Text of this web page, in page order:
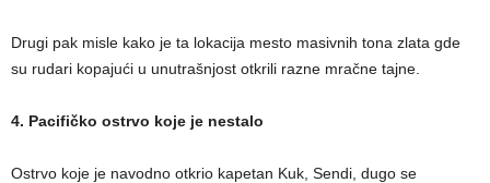
Drugi pak misle kako je ta lokacija mesto masivnih tona zlata gde
su rudari kopajući u unutrašnjost otkrili razne mračne tajne.
4. Pacifičko ostrvo koje je nestalo
Ostrvo koje je navodno otkrio kapetan Kuk, Sendi, dugo se